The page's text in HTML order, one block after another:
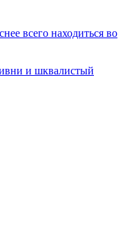
всего находиться во
и шквалистый